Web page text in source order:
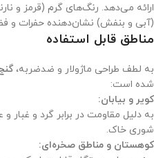
ارائه می‌دهد. رنگ‌های گرم (قرمز و
(آبی و بنفش) نشان‌دهنده حفرات و
مناطق قابل استفاده
به لطف طراحی ماژولار و ضدضربه،
شده است:
کویر و بیابان:
به دلیل مقاومت در برابر گرد و
شوری خاک.
کوهستان و مناطق صخره‌ای: